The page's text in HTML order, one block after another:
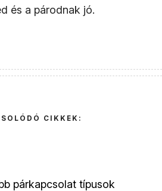
és a párodnak jó.
CIKKEK:
párkapcsolat típusok